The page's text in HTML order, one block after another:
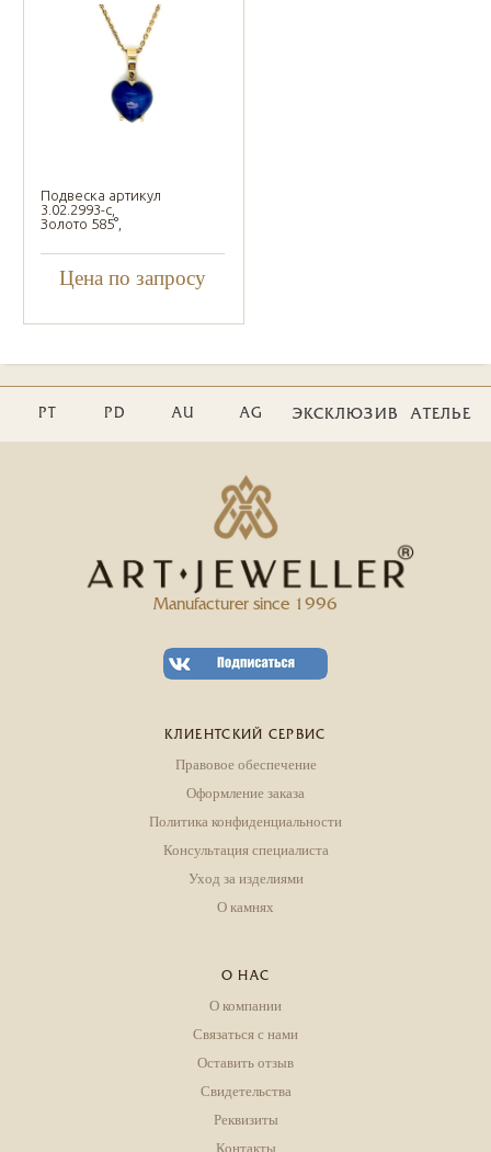
Подвеска артикул
3.02.2993-с,
Золото 585°,
Цена по запросу
PT PD AU AG ЭКСКЛЮЗИВ АТЕЛЬЕ
Manufacturer since 1996
КЛИЕНТСКИЙ СЕРВИС
Правовое обеспечение
Оформление заказа
Политика конфиденциальности
Консультация специалиста
Уход за изделиями
О камнях
О НАС
О компании
Связаться с нами
Оставить отзыв
Свидетельства
Реквизиты
Контакты